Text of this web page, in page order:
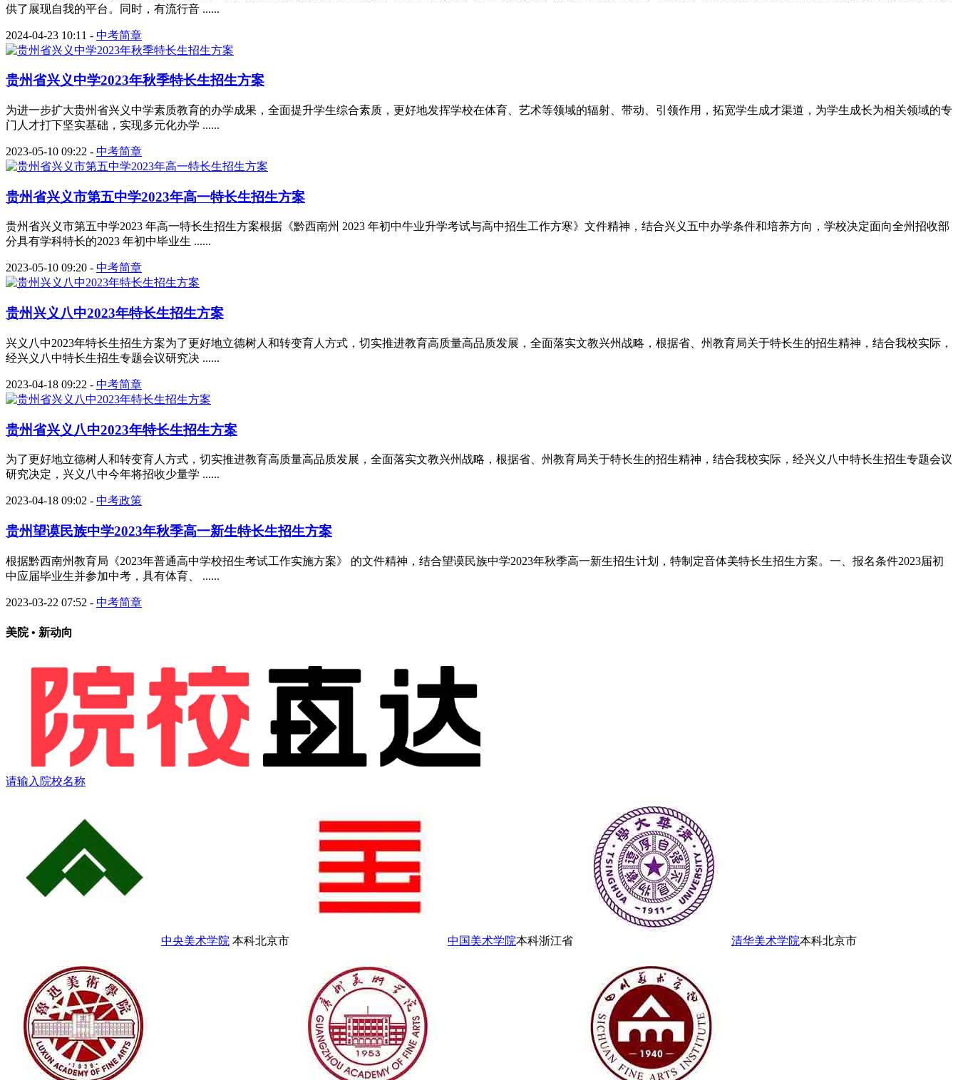
供了展现自我的平台。同时，有流行音 ......
2024-04-23 10:11 - 中考简章
贵州省兴义中学2023年秋季特长生招生方案
为进一步扩大贵州省兴义中学素质教育的办学成果，全面提升学生综合素质，更好地发挥学校在体育、艺术等领域的辐射、带动、引领作用，拓宽学生成才渠道，为学生成长为相关领域的专
门人才打下坚实基础，实现多元化办学 ......
2023-05-10 09:22 - 中考简章
贵州省兴义市第五中学2023年高一特长生招生方案
贵州省兴义市第五中学2023 年高一特长生招生方案根据《黔西南州 2023 年初中牛业升学考试与高中招生工作方寒》文件精神，结合兴义五中办学条件和培养方向，学校决定面向全州招收部
分具有学科特长的2023 年初中毕业生 ......
2023-05-10 09:20 - 中考简章
贵州兴义八中2023年特长生招生方案
兴义八中2023年特长生招生方案为了更好地立德树人和转变育人方式，切实推进教育高质量高品质发展，全面落实文教兴州战略，根据省、州教育局关于特长生的招生精神，结合我校实际，
经兴义八中特长生招生专题会议研究决 ......
2023-04-18 09:22 - 中考简章
贵州省兴义八中2023年特长生招生方案
为了更好地立德树人和转变育人方式，切实推进教育高质量高品质发展，全面落实文教兴州战略，根据省、州教育局关于特长生的招生精神，结合我校实际，经兴义八中特长生招生专题会议
研究决定，兴义八中今年将招收少量学 ......
2023-04-18 09:02 - 中考政策
贵州望谟民族中学2023年秋季高一新生特长生招生方案
根据黔西南州教育局《2023年普通高中学校招生考试工作实施方案》 的文件精神，结合望谟民族中学2023年秋季高一新生招生计划，特制定音体美特长生招生方案。一、报名条件2023届初
中应届毕业生并参加中考，具有体育、 ......
2023-03-22 07:52 - 中考简章
美院 • 新动向
请输入院校名称
中央美术学院 本科北京市 中国美术学院本科浙江省 清华美术学院本科北京市